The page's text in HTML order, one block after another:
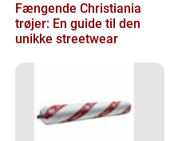
Fængende Christiania
trøjer: En guide til den
unikke streetwear